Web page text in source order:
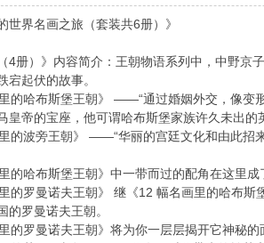
世界名画之旅（套装共6册）》
4册）》内容简介：王朝物语系列中，中野京
宕起伏的故事。
的哈布斯堡王朝》 ——“通过婚姻外交，像变
皇帝的宝座，他可谓哈布斯堡家族许久未出的
的波旁王朝》 ——“华丽的宫廷文化和由此招
的哈布斯堡王朝》中一带而过的配角在这里
的罗曼诺夫王朝》 继《12 幅名画里的哈布斯
的罗曼诺夫王朝。
的罗曼诺夫王朝》将为你一层层揭开它神秘的